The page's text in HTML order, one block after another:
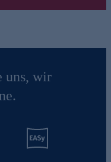
uns, wir